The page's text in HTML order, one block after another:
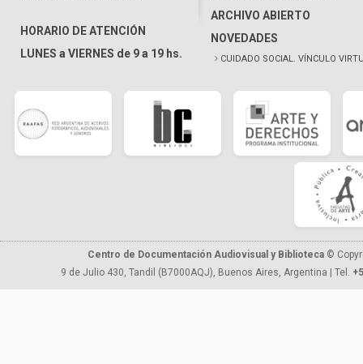
HORARIO DE ATENCIÓN
LUNES a VIERNES de 9 a 19 hs.
ARCHIVO ABIERTO
NOVEDADES
CUIDADO SOCIAL. VÍNCULO
Centro de Documentación Audiovisual y Biblioteca ©
9 de Julio 430, Tandil (B7000AQJ), Buenos Aires, Argentina | Tel.